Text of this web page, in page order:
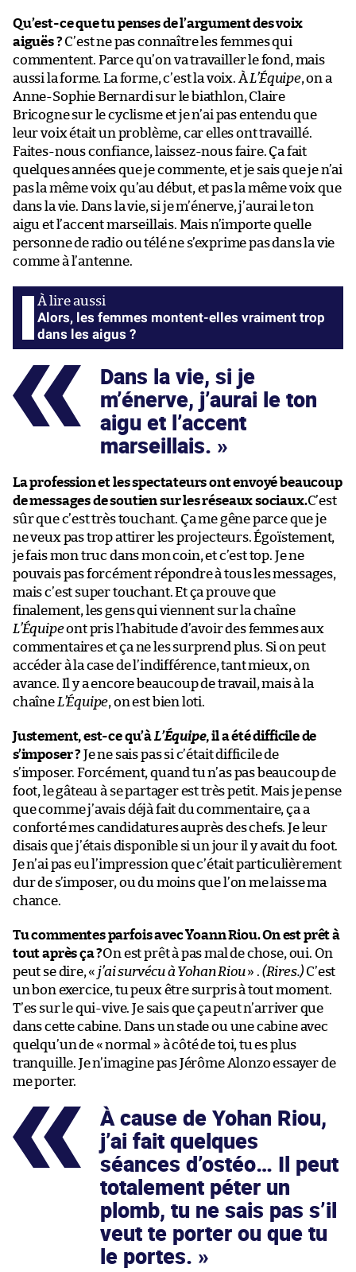
Qu’est-ce que tu penses de l’argument des voix
aiguës ? C’est ne pas connaître les femmes qui
commentent. Parce qu’on va travailler le fond, mais
aussi la forme. La forme, c’est la voix. ÀL’Équipe, on a
Anne-Sophie Bernardi sur le biathlon, Claire
Bricogne sur le cyclisme et je n’ai pas entendu que
leur voix était un problème, car elles ont travaillé.
Faites-nous confiance, laissez-nous faire. Ça fait
quelques années que je commente, et je sais que je n’ai
pas la même voix qu’au début, et pas la même voix que
dans la vie. Dans la vie, si je m’énerve, j’aurai le ton
aigu et l’accent marseillais. Mais n’importe quelle
personne de radio ou télé ne s’exprime pas dans la vie
comme à l’antenne.
Alors, les femmes montent-elles vraiment trop
dans les aigus ?
Dans la vie, si je
m’énerve, j’aurai le ton
aigu et l’accent
marseillais.
La profession et les spectateurs ont envoyé beaucoup
de messages de soutien sur les réseaux sociaux.C’est
sûr que c’est très touchant. Ça me gêne parce que je
ne veux pas trop attirer les projecteurs. Égoïstement,
je fais mon truc dans mon coin, et c’est top. Je ne
pouvais pas forcément répondre à tous les messages,
mais c’est super touchant. Et ça prouve que
finalement, les gens qui viennent sur la chaîne
L’Équipeont pris l’habitude d’avoir des femmes aux
commentaires et ça ne les surprend plus. Si on peut
accéder à la case de l’indifférence, tant mieux, on
avance. Il y a encore beaucoup de travail, mais à la
chaîne L’Équipe, on est bien loti.
Justement, est-ce qu’àL’Équipe, il a été difficile de
s’imposer ? Je ne sais pas si c’était difficile de
s’imposer. Forcément, quand tu n’as pas beaucoup de
foot, le gâteau à se partager est très petit. Mais je pense
que comme j’avais déjà fait du commentaire, ça a
conforté mes candidatures auprès des chefs. Je leur
disais que j’étais disponible si un jour il y avait du foot.
Je n’ai pas eu l’impression que c’était particulièrement
dur de s’imposer, ou du moins que l’on me laisse ma
chance.
Tu commentes parfois avec Yoann Riou. On est prêt à
tout après ça ?On est prêt à pas mal de chose, oui. On
peut se dire, « j’ai survécu à Yohan Riou» . (Rires.) C’est
un bon exercice, tu peux être surpris à tout moment.
T’es sur le qui-vive. Je sais que ça peut n’arriver que
dans cette cabine. Dans un stade ou une cabine avec
quelqu’un de « normal » à côté de toi, tu es plus
tranquille. Je n’imagine pas Jérôme Alonzo essayer de
me porter.
À cause de Yohan Riou,
j’ai fait quelques
séances d’ostéo… Il peut
totalement péter un
plomb, tu ne sais pas s’il
veut te porter ou que tu
le portes.